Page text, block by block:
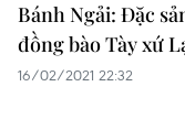
Bánh Ngải: Đặc
đồng bào Tày xứ
16/02/2021 22:32